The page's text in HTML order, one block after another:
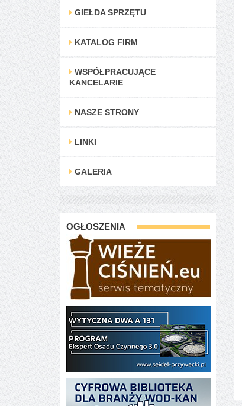
GIEŁDA SPRZĘTU
KATALOG FIRM
WSPÓŁPRACUJĄCE
KANCELARIE
NASZE STRONY
LINKI
GALERIA
OGŁOSZENIA